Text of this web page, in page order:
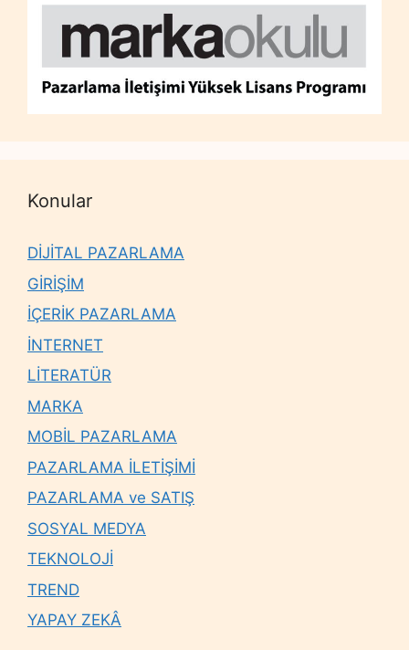
Konular
DİJİTAL PAZARLAMA
GİRİŞİM
İÇERİK PAZARLAMA
İNTERNET
LİTERATÜR
MARKA
MOBİL PAZARLAMA
PAZARLAMA İLETİŞİMİ
PAZARLAMA ve SATIŞ
SOSYAL MEDYA
TEKNOLOJİ
TREND
YAPAY ZEKÂ